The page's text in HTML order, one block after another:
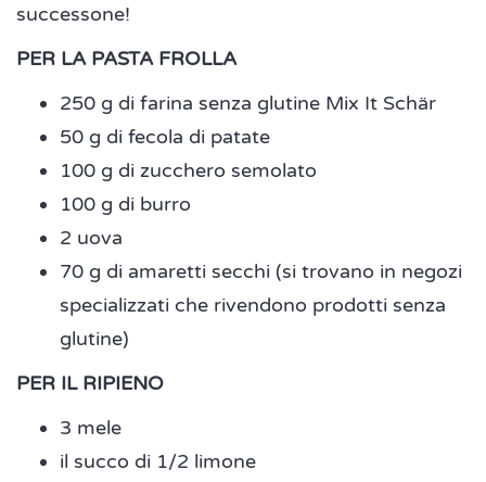
successone!
PER LA PASTA FROLLA
250 g di farina senza glutine Mix It Schär
50 g di fecola di patate
100 g di zucchero semolato
100 g di burro
2 uova
70 g di amaretti secchi (si trovano in negozi
specializzati che rivendono prodotti senza
glutine)
PER IL RIPIENO
3 mele
il succo di 1/2 limone